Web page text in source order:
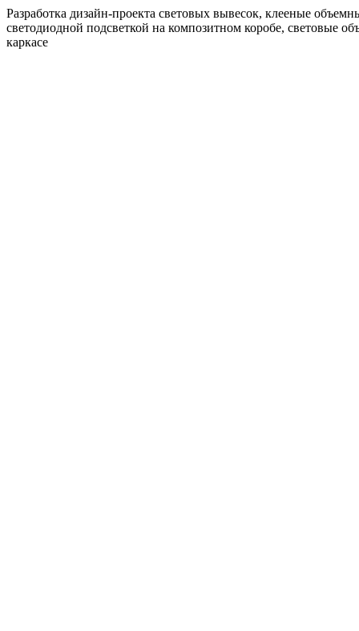
Разработка дизайн-проекта световых вывесок, клееные
светодиодной подсветкой на композитном коробе, световые
каркасе